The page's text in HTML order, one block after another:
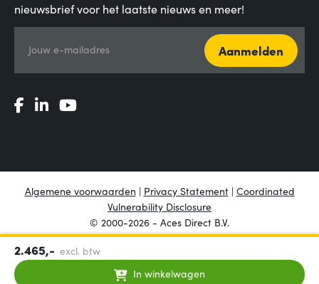
2.465,- excl. btw
In winkelwagen
nieuwsbrief voor het laatste nieuws en meer!
Jouw e-mailadres Aanmelden
Algemene voorwaarden | Privacy Statement| Coordinated
Vulnerability Disclosure
© 2000-2026 - Aces Direct B.V.